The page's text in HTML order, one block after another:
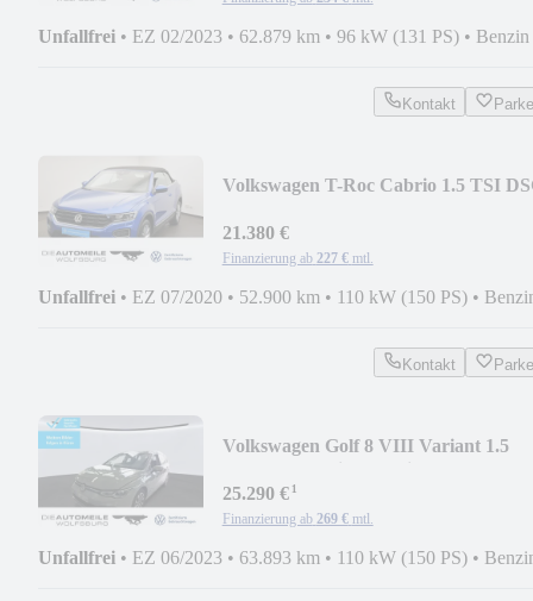
Unfallfrei • EZ 02/2023 • 62.879 km • 96 kW (131 PS) • Benzin
Kontakt
Volkswagen T-Roc Cabrio 1.5 TSI
21.380 €
Finanzierung ab 227 € mtl.
Unfallfrei • EZ 07/2020 • 52.900 km • 110 kW (150 PS) •
Kontakt
Volkswagen Golf 8 VIII Variant 1.5
25.290 €¹
Finanzierung ab 269 € mtl.
Unfallfrei • EZ 06/2023 • 63.893 km • 110 kW (150 PS) •